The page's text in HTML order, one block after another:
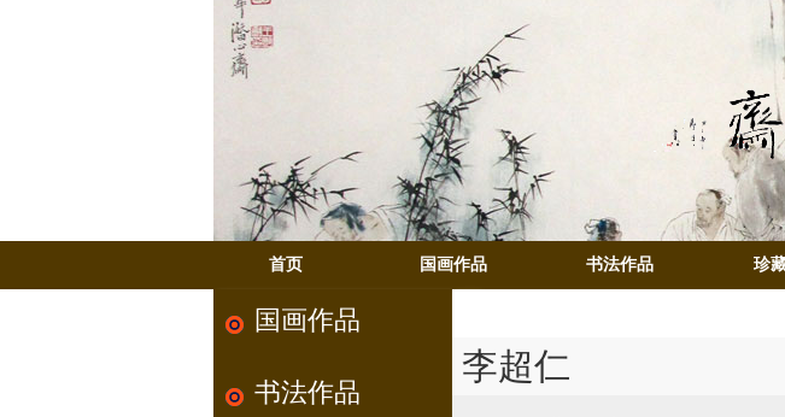
首页 国画作品 书法作品 珍
国画作品
书法作品
李超仁